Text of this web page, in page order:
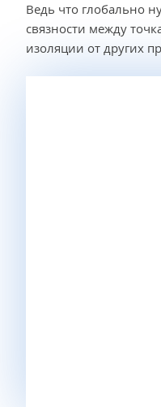
Ведь что глобально
связности между
изоляции от других